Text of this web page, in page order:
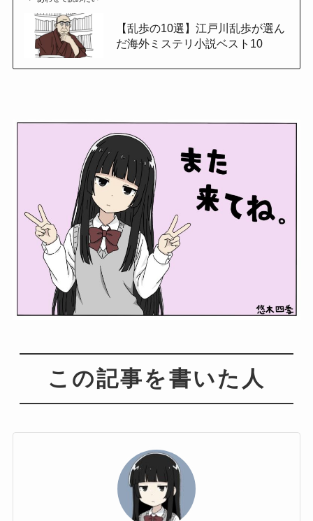
【乱歩の10選】江戸川乱歩が選ん
だ海外ミステリ小説ベスト10
この記事を書いた人